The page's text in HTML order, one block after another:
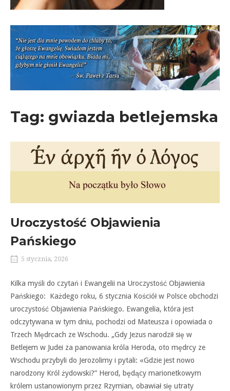
Tag: gwiazda betlejemska
Uroczystość Objawienia
Pańskiego
5 stycznia, 2026
Kilka myśli do czytań i Ewangelii na Uroczystość Objawienia
Pańskiego: Każdego roku, 6 stycznia Kościół w Polsce obchodzi
uroczystość Objawienia Pańskiego. Ewangelia, która jest
odczytywana w tym dniu, pochodzi od Mateusza i opowiada o
Trzech Mędrcach ze Wschodu. „Gdy Jezus narodził się w
Betlejem w Judei za panowania króla Heroda, oto mędrcy ze
Wschodu przybyli do Jerozolimy i pytali: «Gdzie jest nowo
narodzony Król żydowski?” Herod, będący marionetkowym
królem ustanowionym przez Rzymian, obawiał się utraty